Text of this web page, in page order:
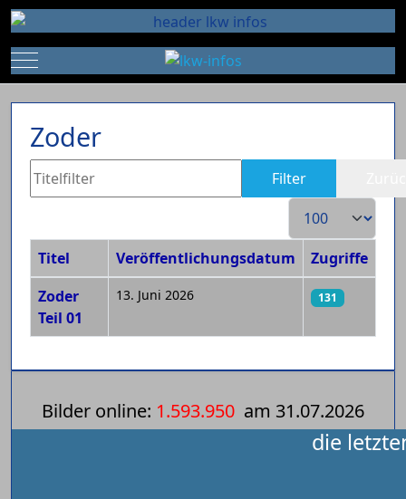
Mobile Menu Toggle
Zoder
Titelfilter Filter
Anzeige #
Beiträge
Titel Veröffentlichungsdatum
Zugriffe
Zoder
Teil 01
13. Juni 2026 131
Bilder online: 1.593.950 am 31.07.2026
die